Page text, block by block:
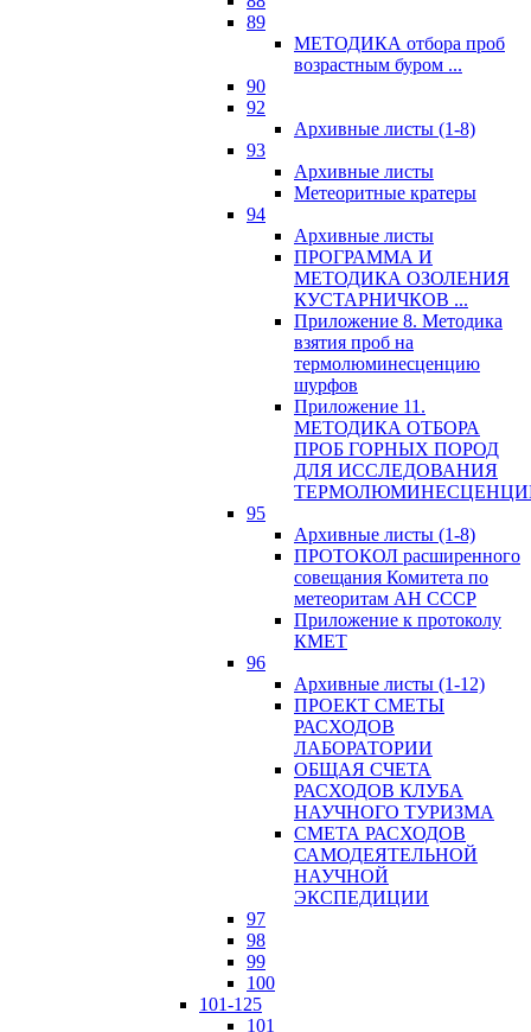
89
МЕТОДИКА отбора проб
возрастным буром ...
90
92
Архивные листы (1-8)
93
Архивные листы
Метеоритные кратеры
94
Архивные листы
ПРОГРАММА И
МЕТОДИКА ОЗОЛЕНИЯ
КУСТАРНИЧКОВ ...
Приложение 8. Методика
взятия проб на
термолюминесценцию
шурфов
Приложение 11.
МЕТОДИКА ОТБОРА
ПРОБ ГОРНЫХ ПОРОД
ДЛЯ ИССЛЕДОВАНИЯ
95
Архивные листы (1-8)
ПРОТОКОЛ расширенного
совещания Комитета по
метеоритам АН СССР
Приложение к протоколу
КМЕТ
96
Архивные листы (1-12)
ПРОЕКТ СМЕТЫ
РАСХОДОВ
ЛАБОРАТОРИИ
ОБЩАЯ СЧЕТА
РАСХОДОВ КЛУБА
НАУЧНОГО ТУРИЗМА
СМЕТА РАСХОДОВ
САМОДЕЯТЕЛЬНОЙ
НАУЧНОЙ
ЭКСПЕДИЦИИ
97
98
99
100
101-125
101